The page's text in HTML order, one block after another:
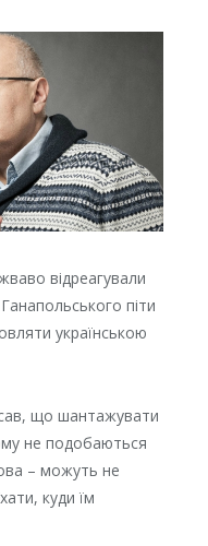
відреагували
піти
українською
що шантажувати
не подобаються
– можуть не
куди їм